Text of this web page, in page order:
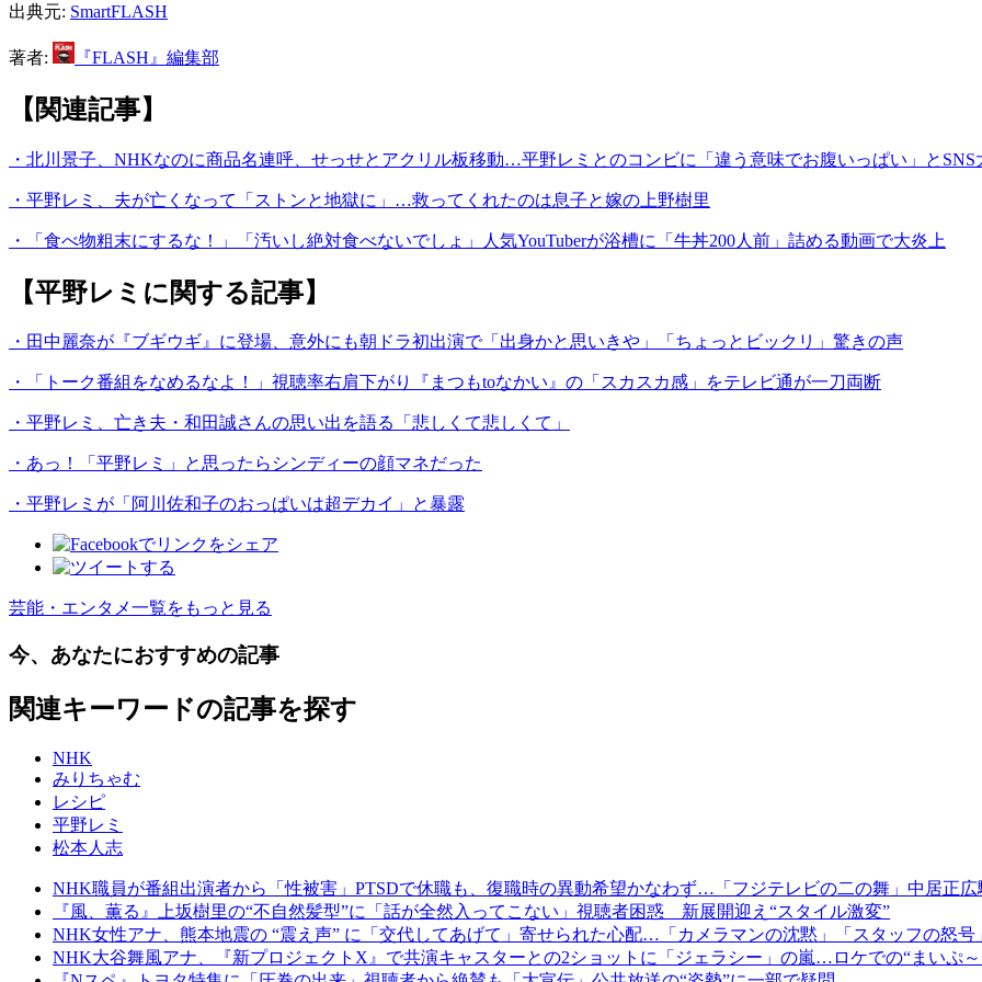
出典元: SmartFLASH
著者: 『FLASH』編集部
【関連記事】
・北川景子、NHKなのに商品名連呼、せっせとアクリル板移動…平野レミとのコンビに「違う意味でお腹いっぱい」とSNS
・平野レミ、夫が亡くなって「ストンと地獄に」…救ってくれたのは息子と嫁の上野樹里
・「食べ物粗末にするな！」「汚いし絶対食べないでしょ」人気YouTuberが浴槽に「牛丼200人前」詰める動画で大炎上
【平野レミに関する記事】
・田中麗奈が『ブギウギ』に登場、意外にも朝ドラ初出演で「出身かと思いきや」「ちょっとビックリ」驚きの声
・「トーク番組をなめるなよ！」視聴率右肩下がり『まつもtoなかい』の「スカスカ感」をテレビ通が一刀両断
・平野レミ、亡き夫・和田誠さんの思い出を語る「悲しくて悲しくて」
・あっ！「平野レミ」と思ったらシンディーの顔マネだった
・平野レミが「阿川佐和子のおっぱいは超デカイ」と暴露
芸能・エンタメ一覧をもっと見る
今、あなたにおすすめの記事
関連キーワードの記事を探す
NHK
みりちゃむ
レシピ
平野レミ
松本人志
NHK職員が番組出演者から「性被害」PTSDで休職も、復職時の異動希望かなわず…「フジテレビの二の舞」中居正広
『風、薫る』上坂樹里の“不自然髪型”に「話が全然入ってこない」視聴者困惑 新展開迎え“スタイル激変”
NHK女性アナ、熊本地震の “震え声” に「交代してあげて」寄せられた心配…「カメラマンの沈黙」「スタッフの怒号
NHK大谷舞風アナ、『新プロジェクトX』で共演キャスターとの2ショットに「ジェラシー」の嵐…ロケでの“まいぷ～